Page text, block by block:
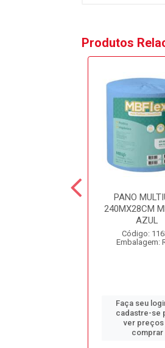
Produtos
PANO
240MX28CM
AZUL
Código:
Embalagem:
Faça seu
cadastre-se
ver preços
comprar